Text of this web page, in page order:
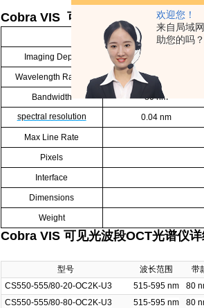
欢迎您！
来自局域
助您的吗？
Cobra VIS  可见光波段OCT光谱仪主
CS550-555/80
Imaging Depth
Wavelength Range 515-595 nm
Bandwidth 80 nm
spectral resolution 0.04 nm
Max Line Rate
Pixels
Interface
Dimensions
Weight
Cobra VIS 可见光波段OCT光谱仪详
型号 波长范围 带
CS550-555/80-20-OC2K-U3
515-595 nm 80
CS550-555/80-80-OC2K-U3
515-595 nm 80